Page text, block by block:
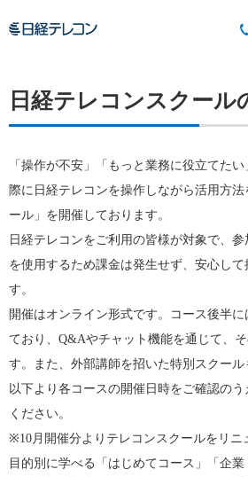
日経テレコンスクール
「操作が不安」「もっと業務に役立てた
際に日経テレコンを操作しながら活用方
ール」を開催しております。
日経テレコンをご利用の皆様が対象で、
を使用するため課金は発生せず、安心して
す。
開催はオンライン形式です。コース後半
ており、Q&Aやチャット機能を通じて、
す。また、外部講師を招いた特別スクール
以下より各コースの開催日時をご確認の
ください。
※10月開催分よりテレコンスクールをリニ
目的別に学べる「はじめてコース」「企